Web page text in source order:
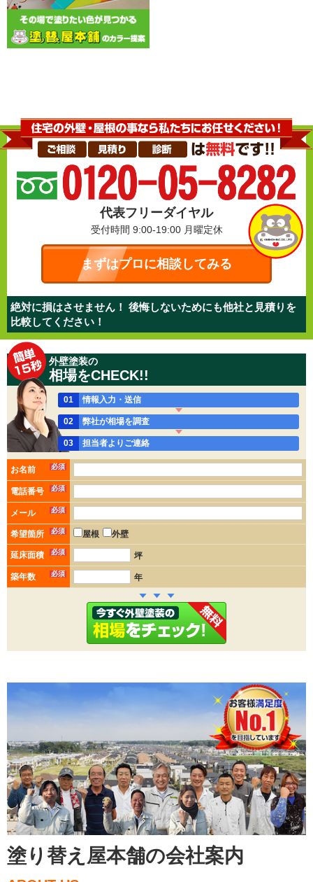
代表フリーダイヤル
受付時間 9:00-19:00 月曜定休
まずはプロに相談してみる
絶対に損はさせません！ 後悔しないためにも他社と見積りを
比較してください！
外壁塗装の
相場をCHECK!!
01 情報入力・送信
02 弊社が相場を調査
03 担当者よりご連絡
お名前 必須
電話番号 必須
メール 必須
希望箇所 必須 屋根 外壁
延床面積 必須 坪
築年数 必須 年
塗り替え屋本舗の会社案内